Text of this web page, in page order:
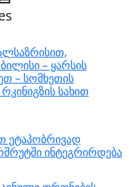
– ყარსის
– სომხეთის
სახით
ეტაპობრივად
ინტეგრირდება